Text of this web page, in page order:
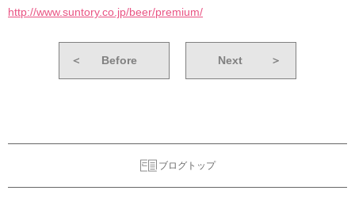
http://www.suntory.co.jp/beer/premium/
＜ Before Next ＞
ブログトップ